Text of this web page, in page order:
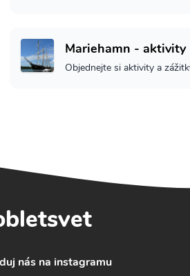
Mariehamn - aktivity
Objednejte si aktivity a
nás na instagramu